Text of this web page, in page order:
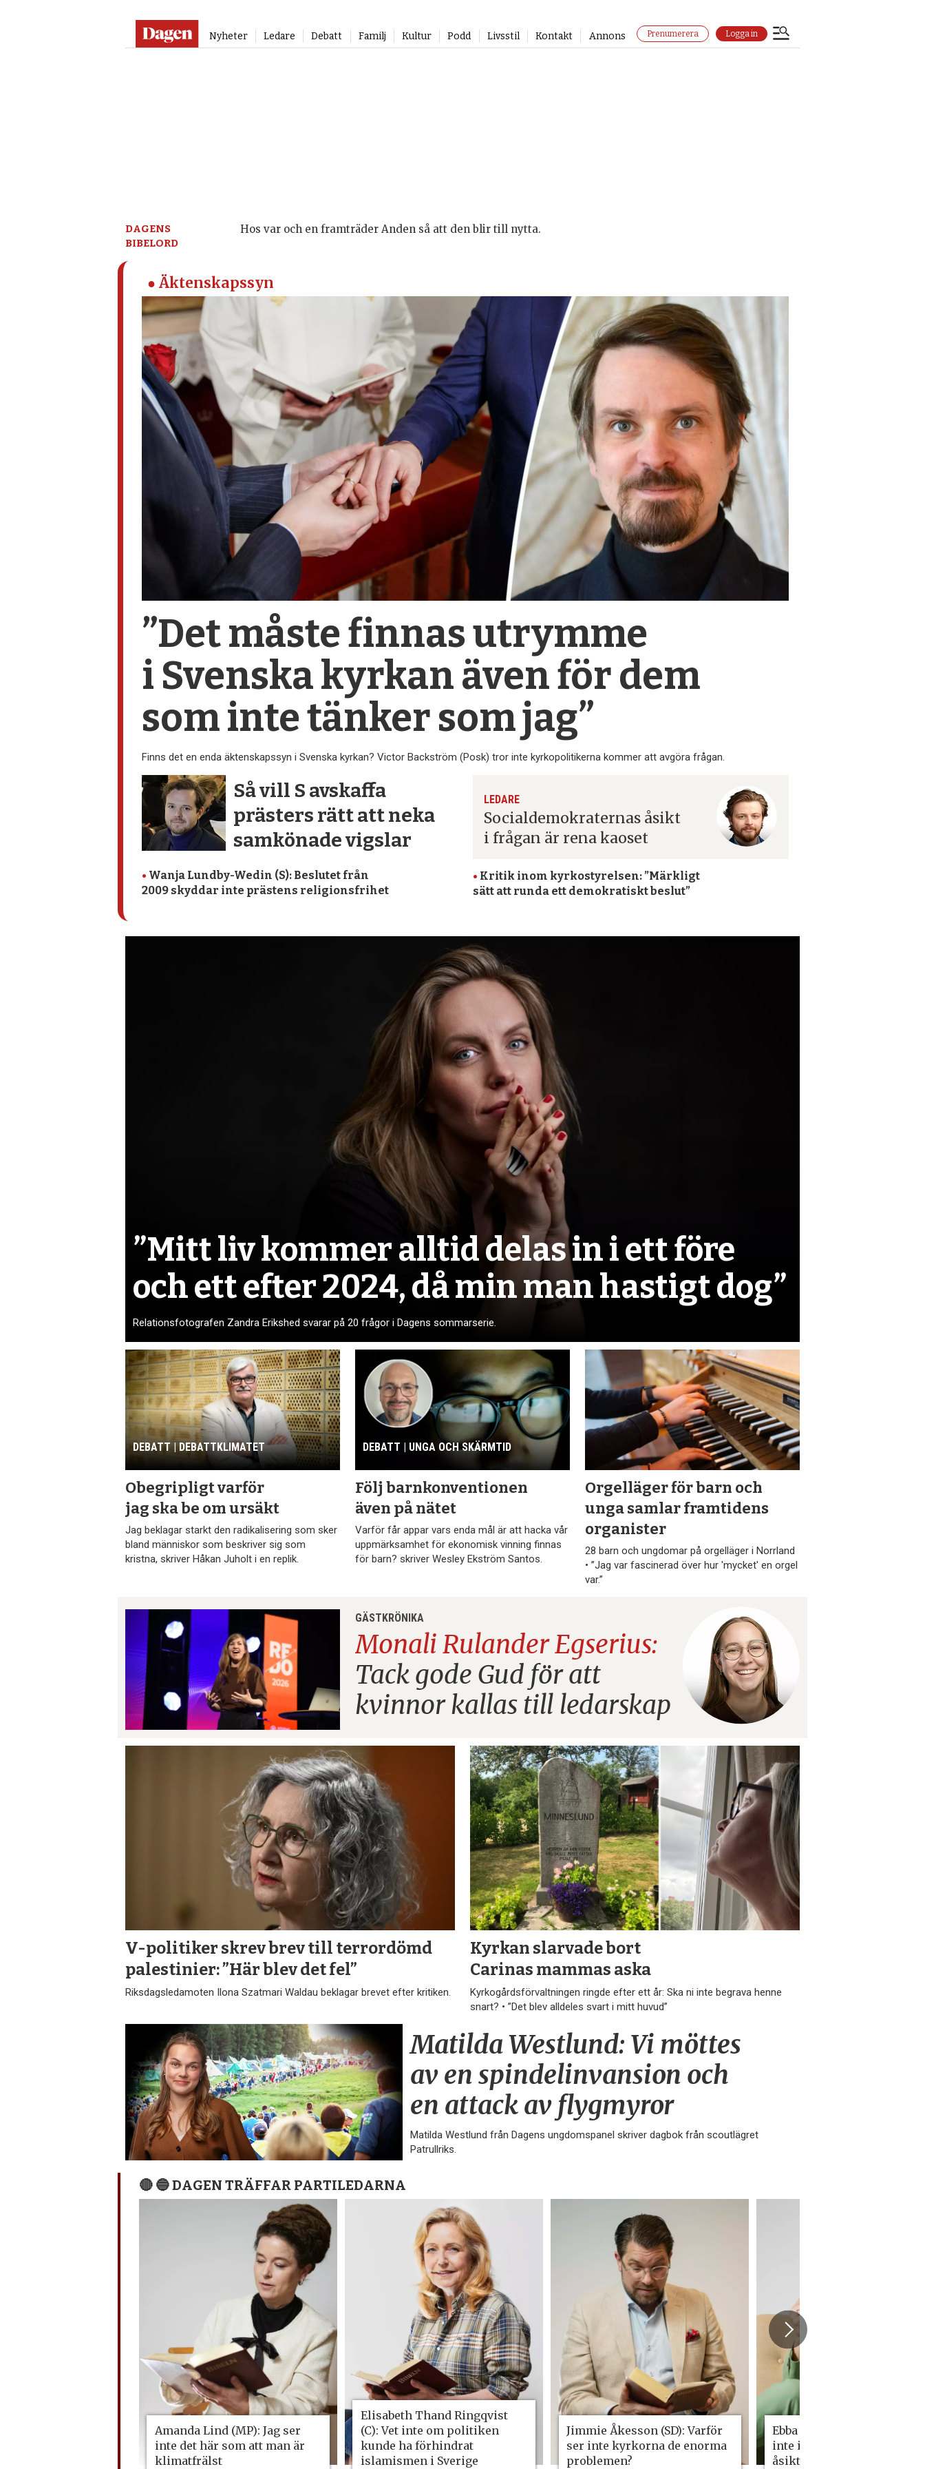
Nyheter Ledare Debatt Familj Kultur Podd Livsstil Kontakt Annons Prenumerera Logga in
DAGENS
BIBELORD
Hos var och en framträder Anden så att den blir till nytta.
● Äktenskapssyn
”Det måste finnas utrymme
i Svenska kyrkan även för dem
som inte tänker som jag”
Finns det en enda äktenskapssyn i Svenska kyrkan? Victor Backström (Posk) tror inte kyrkopolitikerna kommer att avgöra frågan.
Så vill S avskaffa
prästers rätt att neka
samkönade vigslar
• Wanja Lundby-Wedin (S): Beslutet från
2009 skyddar inte prästens religionsfrihet
LEDARE
Socialdemokraternas åsikt
i frågan är rena kaoset
• Kritik inom kyrko­styrelsen: ”Märkligt
sätt att runda ett demokratiskt beslut”
”Mitt liv kommer alltid delas in i ett före
och ett efter 2024, då min man hastigt dog”
Relationsfotografen Zandra Erikshed svarar på 20 frågor i Dagens sommarserie.
DEBATT | DEBATTKLIMATET
Obegripligt varför
jag ska be om ursäkt
Jag beklagar starkt den radikalisering som sker
bland människor som beskriver sig som
kristna, skriver Håkan Juholt i en replik.
DEBATT | UNGA OCH SKÄRMTID
Följ barn­konventionen
även på nätet
Varför får appar vars enda mål är att hacka vår
uppmärksamhet för ekonomisk vinning finnas
för barn? skriver Wesley Ekström Santos.
Orgelläger för barn och
unga samlar framtidens
organister
28 barn och ungdomar på orgelläger i Norrland
• ”Jag var fascinerad över hur 'mycket' en orgel
var.”
GÄSTKRÖNIKA
Monali Rulander Egserius:
Tack gode Gud för att
kvinnor kallas till ledarskap
V-politiker skrev brev till terror­dömd
palestinier: ”Här blev det fel”
Riksdagsledamoten Ilona Szatmari Waldau beklagar brevet efter kritiken.
Kyrkan slarvade bort
Carinas mammas aska
Kyrkogårdsförvaltningen ringde efter ett år: Ska ni inte begrava henne
snart? • ”Det blev alldeles svart i mitt huvud”
Matilda Westlund: Vi möttes
av en spindel­­invansion och
en attack av flygmyror
Matilda Westlund från Dagens ungdomspanel skriver dagbok från scoutlägret
Patrullriks.
🔴 🔵 DAGEN TRÄFFAR PARTILEDARNA
Amanda Lind (MP): Jag ser
inte det här som att man är
klimatfrälst
Elisabeth Thand Ring­qvist
(C): Vet inte om politiken
kunde ha förhindrat
islamismen i Sverige
Jimmie Åkesson (SD): Varför
ser inte kyrkorna de enorma
problemen?
Ebba Busch (KD): Kyrkan är
inte immun mot
åsiktskorridorer